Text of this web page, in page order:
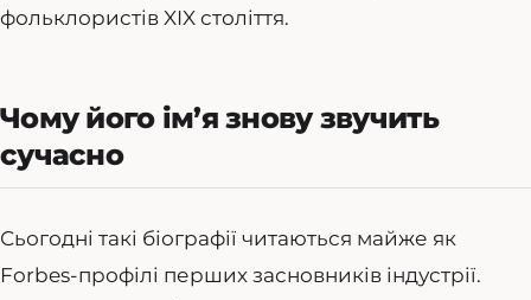
фольклористів XIX століття.
Чому його ім’я знову звучить
сучасно
Сьогодні такі біографії читаються майже як
Forbes-профілі перших засновників індустрії.